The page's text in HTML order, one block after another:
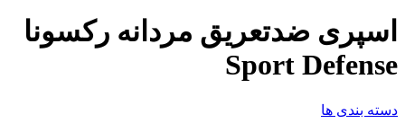
اسپری ضدتعریق مردانه رکسونا
Sport Defense
دسته بندی ها